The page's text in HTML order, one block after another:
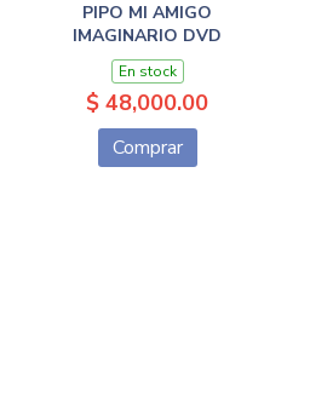
PIPO MI AMIGO
IMAGINARIO DVD
En stock
$ 48,000.00
Comprar